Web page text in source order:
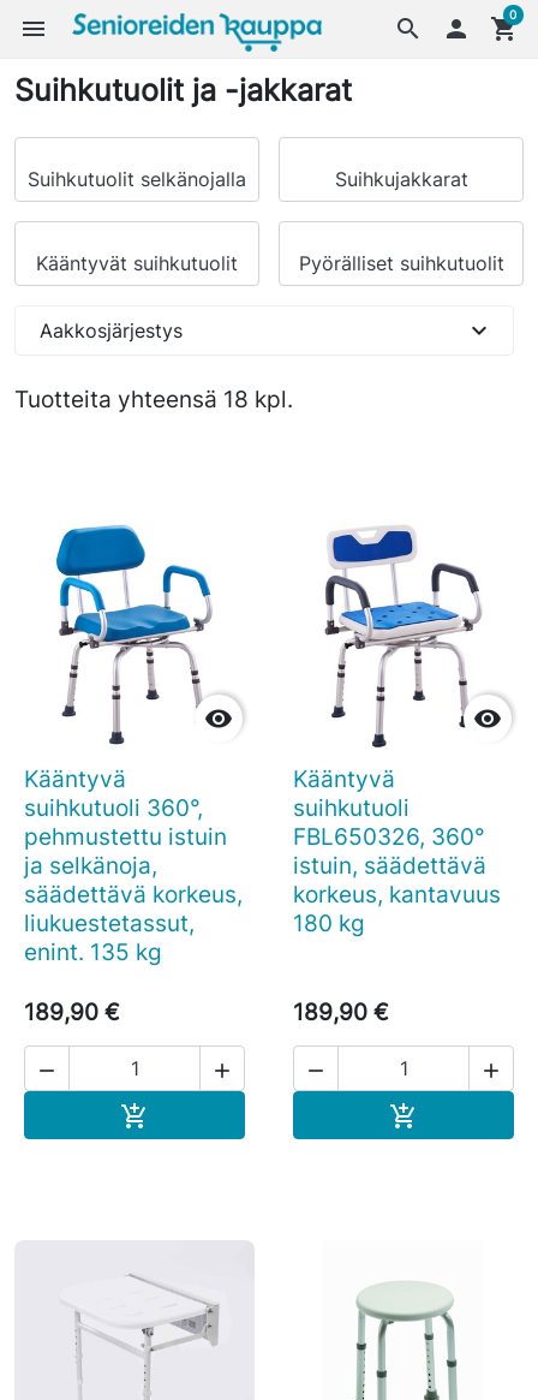
search
menu  shopping_cart
0
Suihkutuolit ja -jakkarat
Suihkutuolit selkänojalla Suihkujakkarat
Kääntyvät suihkutuolit Pyörälliset suihkutuolit
Tuotteita yhteensä 18 kpl.
Aakkosjärjestys expand_more

Kääntyvä
suihkutuoli 360°,
pehmustettu istuin
ja selkänoja,
säädettävä korkeus,
liukuestetassut,
enint. 135 kg
189,90 €
 


Kääntyvä
suihkutuoli
FBL650326, 360°
istuin, säädettävä
korkeus, kantavuus
180 kg
189,90 €
 
